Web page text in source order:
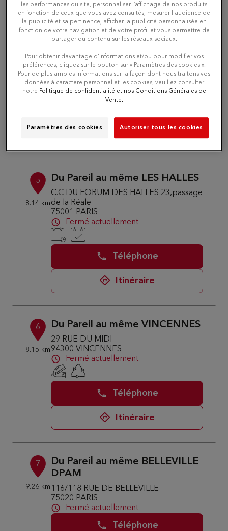
4
7.55 km
Du Pareil au même COMMERCE
- 15EME
59 RUE DU COMMERCE
75015 PARIS
Fermé actuellement
5
8.14 km
Du Pareil au même LES HALLES
C.C DU FORUM DES HALLES 23,passage
de la Réale
75001 PARIS
Fermé actuellement
Téléphone
Itinéraire
6
8.15 km
Du Pareil au même VINCENNES
29 RUE DU MIDI
94300 VINCENNES
Fermé actuellement
Téléphone
Itinéraire
7
9.26 km
Du Pareil au même BELLEVILLE
DPAM
116/118 RUE DE BELLEVILLE
75020 PARIS
Fermé actuellement
Téléphone
les performances du site, personnaliser l’affichage de nos produits
en fonction de ceux que vous avez consultés, mesurer l'audience de
la publicité et sa pertinence, afficher la publicité personnalisée en
fonction de votre navigation et de votre profil et vous permettre de
partager du contenu sur les réseaux sociaux.
Pour obtenir davantage d'informations et/ou pour modifier vos
préférences, cliquez sur le bouton sur « Paramètres des cookies ».
Pour de plus amples informations sur la façon dont nous traitons vos
données à caractère personnel et les cookies, veuillez consulter
notre Politique de confidentialité et nos Conditions Générales de
Vente.
Paramètres des cookies Autoriser tous les cookies